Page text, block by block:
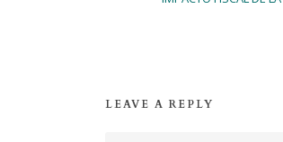
LEAVE A REPLY